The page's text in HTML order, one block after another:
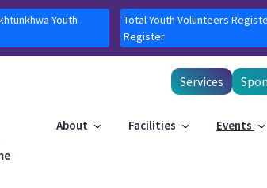
Youth
Total Youth Volunteers
Register
Services
About Facilities Events